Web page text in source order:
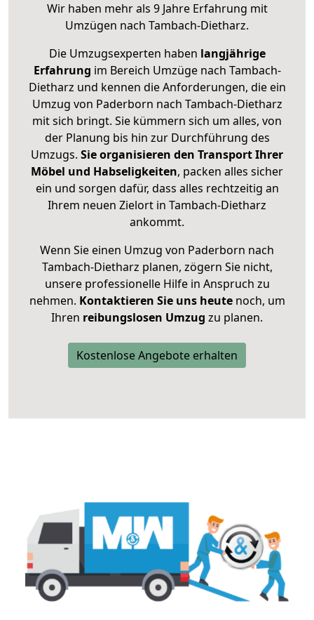
Wir haben mehr als 9 Jahre Erfahrung mit
Umzügen nach Tambach-Dietharz.
Die Umzugsexperten haben langjährige
Erfahrung im Bereich Umzüge nach Tambach-
Dietharz und kennen die Anforderungen, die ein
Umzug von Paderborn nach Tambach-Dietharz
mit sich bringt. Sie kümmern sich um alles, von
der Planung bis hin zur Durchführung des
Umzugs. Sie organisieren den Transport Ihrer
Möbel und Habseligkeiten, packen alles sicher
ein und sorgen dafür, dass alles rechtzeitig an
Ihrem neuen Zielort in Tambach-Dietharz
ankommt.
Wenn Sie einen Umzug von Paderborn nach
Tambach-Dietharz planen, zögern Sie nicht,
unsere professionelle Hilfe in Anspruch zu
nehmen. Kontaktieren Sie uns heutenoch, um
Ihren reibungslosen Umzug zu planen.
Kostenlose Angebote erhalten